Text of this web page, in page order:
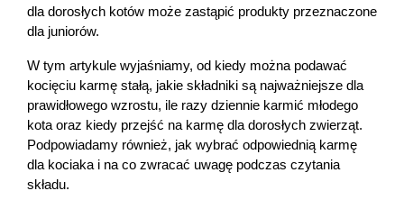
Marki
dla dorosłych kotów może zastąpić produkty przeznaczone
dla juniorów.
W tym artykule wyjaśniamy, od kiedy można podawać
kocięciu karmę stałą, jakie składniki są najważniejsze dla
prawidłowego wzrostu, ile razy dziennie karmić młodego
kota oraz kiedy przejść na karmę dla dorosłych zwierząt.
Podpowiadamy również, jak wybrać odpowiednią karmę
dla kociaka i na co zwracać uwagę podczas czytania
składu.